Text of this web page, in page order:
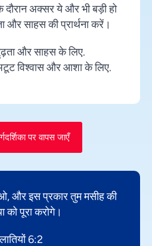
दौरान अक्सर ये और भी बड़ी हो
और साहस की प्रार्थना करें।
और साहस के लिए.
विश्वास और आशा के लिए.
पर वापस जाएँ
और इस प्रकार तुम मसीह की
को पूरा करोगे।
6:2